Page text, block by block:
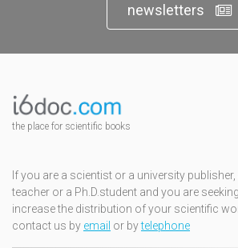
newsletters
the place for scientific books
If you are a scientist or a university
teacher or a Ph.D.student and you are
increase the distribution of your scientific
contact us by email or bytelephone